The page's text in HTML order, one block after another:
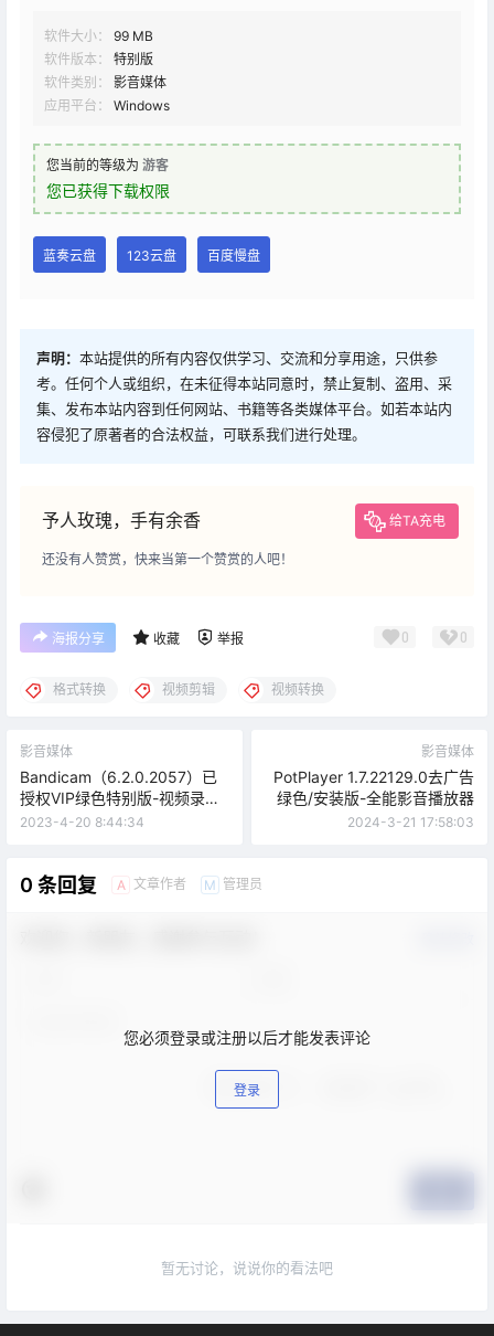
软件大小：
99 MB
软件版本：
特别版
软件类别：
影音媒体
应用平台：
Windows
您当前的等级为 游客
您已获得下载权限
蓝奏云盘 123云盘 百度慢盘
声明： 本站提供的所有内容仅供学习、交流和分享用途，只供参
考。任何个人或组织，在未征得本站同意时，禁止复制、盗用、采
集、发布本站内容到任何网站、书籍等各类媒体平台。如若本站内
容侵犯了原著者的合法权益，可联系我们进行处理。
予人玫瑰，手有余香 给TA充电
还没有人赞赏，快来当第一个赞赏的人吧！
海报分享 收藏 举报 0 0
格式转换 视频剪辑 视频转换
影音媒体
Bandicam（6.2.0.2057）已
授权VIP绿色特别版-视频录制
神器
2023-4-20 8:44:34
影音媒体
PotPlayer 1.7.22129.0去广告
绿色/安装版-全能影音播放器
2024-3-21 17:58:03
0 条回复 A 文章作者 M 管理员
您必须登录或注册以后才能发表评论
登录
暂无讨论，说说你的看法吧